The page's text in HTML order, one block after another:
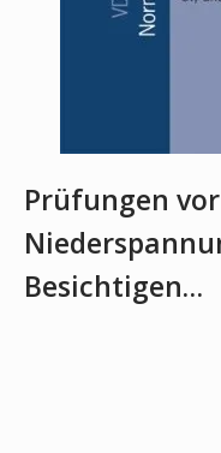
Prüfungen
Besichtigen…